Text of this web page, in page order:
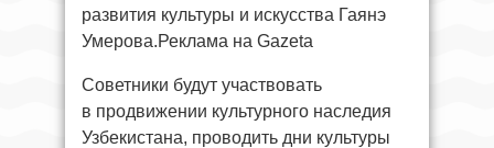
развития культуры и искусства Гаянэ
Умерова.Реклама на Gazeta
Советники будут участвовать
в продвижении культурного наследия
Узбекистана, проводить дни культуры